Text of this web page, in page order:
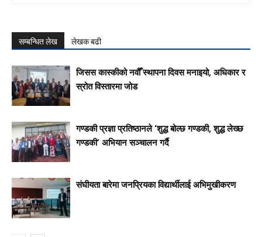
सम्बन्धित लेख लेखक बढी
जिसस कास्कीको नवौँ स्थापना दिवस मनाइयो, अधिकार र
स्रोत विस्तारमा जोड
गण्डकी प्रज्ञा प्रतिष्ठानले ‘शुद्ध बोल्छ गण्डकी, शुद्ध लेख्छ
गण्डकी’ अभियान सञ्चालन गर्दै
संघीयता बारेमा जनप्रियका विद्यार्थीलाई अभिमुखीकरण